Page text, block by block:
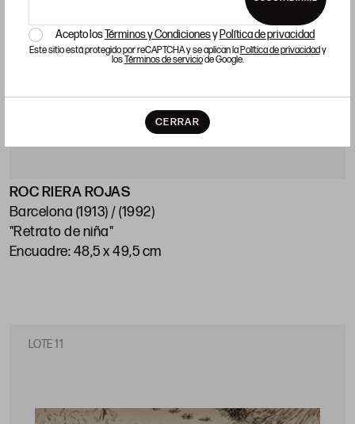
Acepto losTérminos y Condicionesy Política de privacidad
Este sitio está protegido por reCAPTCHA y se aplican laPolítica de privacidady
losTérminos de serviciode Google.
CERRAR
ROC RIERA ROJAS
Barcelona (1913) / (1992)
"Retrato de niña"
Encuadre: 48,5 x 49,5 cm
LOTE 11